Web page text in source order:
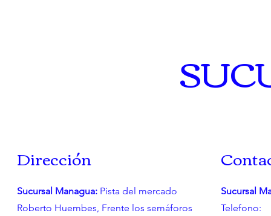
Dirección
Sucursal
Telefono:
Sucursal Managua: Pista del mercado
Roberto Huembes, Frente los semáforos